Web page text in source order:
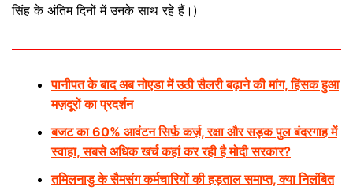
सिंह के अंतिम दिनों में उनके साथ रहे हैं।)
पानीपत के बाद अब नोएडा में उठी सैलरी बढ़ाने की मांग, हिंसक हुआ
मज़दूरों का प्रदर्शन
बजट का 60% आवंटन सिर्फ़ कर्ज़, रक्षा और सड़क पुल बंदरगाह में
स्वाहा, सबसे अधिक खर्च कहां कर रही है मोदी सरकार?
तमिलनाडु के सैमसंग कर्मचारियों की हड़ताल समाप्त, क्या निलंबित